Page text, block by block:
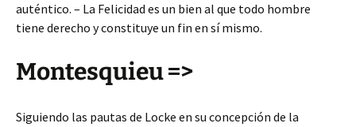
auténtico. – La Felicidad es un bien al que todo hombre
tiene derecho y constituye un fin en sí mismo.
Montesquieu =>
Siguiendo las pautas de Locke en su concepción de la